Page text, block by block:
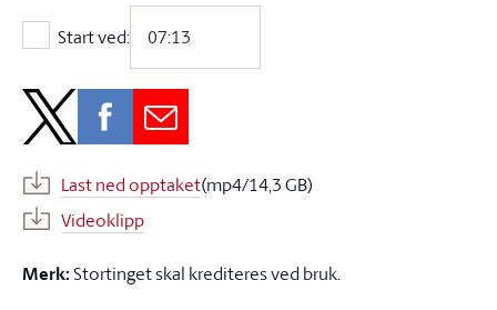
Start ved:
Start ved:
Last ned opptaket(mp4/14,3 GB)
Videoklipp
Merk:Stortinget skal krediteres ved bruk.